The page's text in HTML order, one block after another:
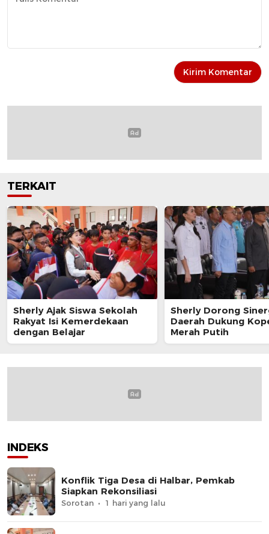
TERKAIT
Sherly Ajak Siswa Sekolah
Rakyat Isi Kemerdekaan
dengan Belajar
Sherly Dorong
Daerah Dukung
Merah Putih
INDEKS
Konflik Tiga Desa di Halbar, Pemkab
Siapkan Rekonsiliasi
Sorotan 1 hari yang lalu